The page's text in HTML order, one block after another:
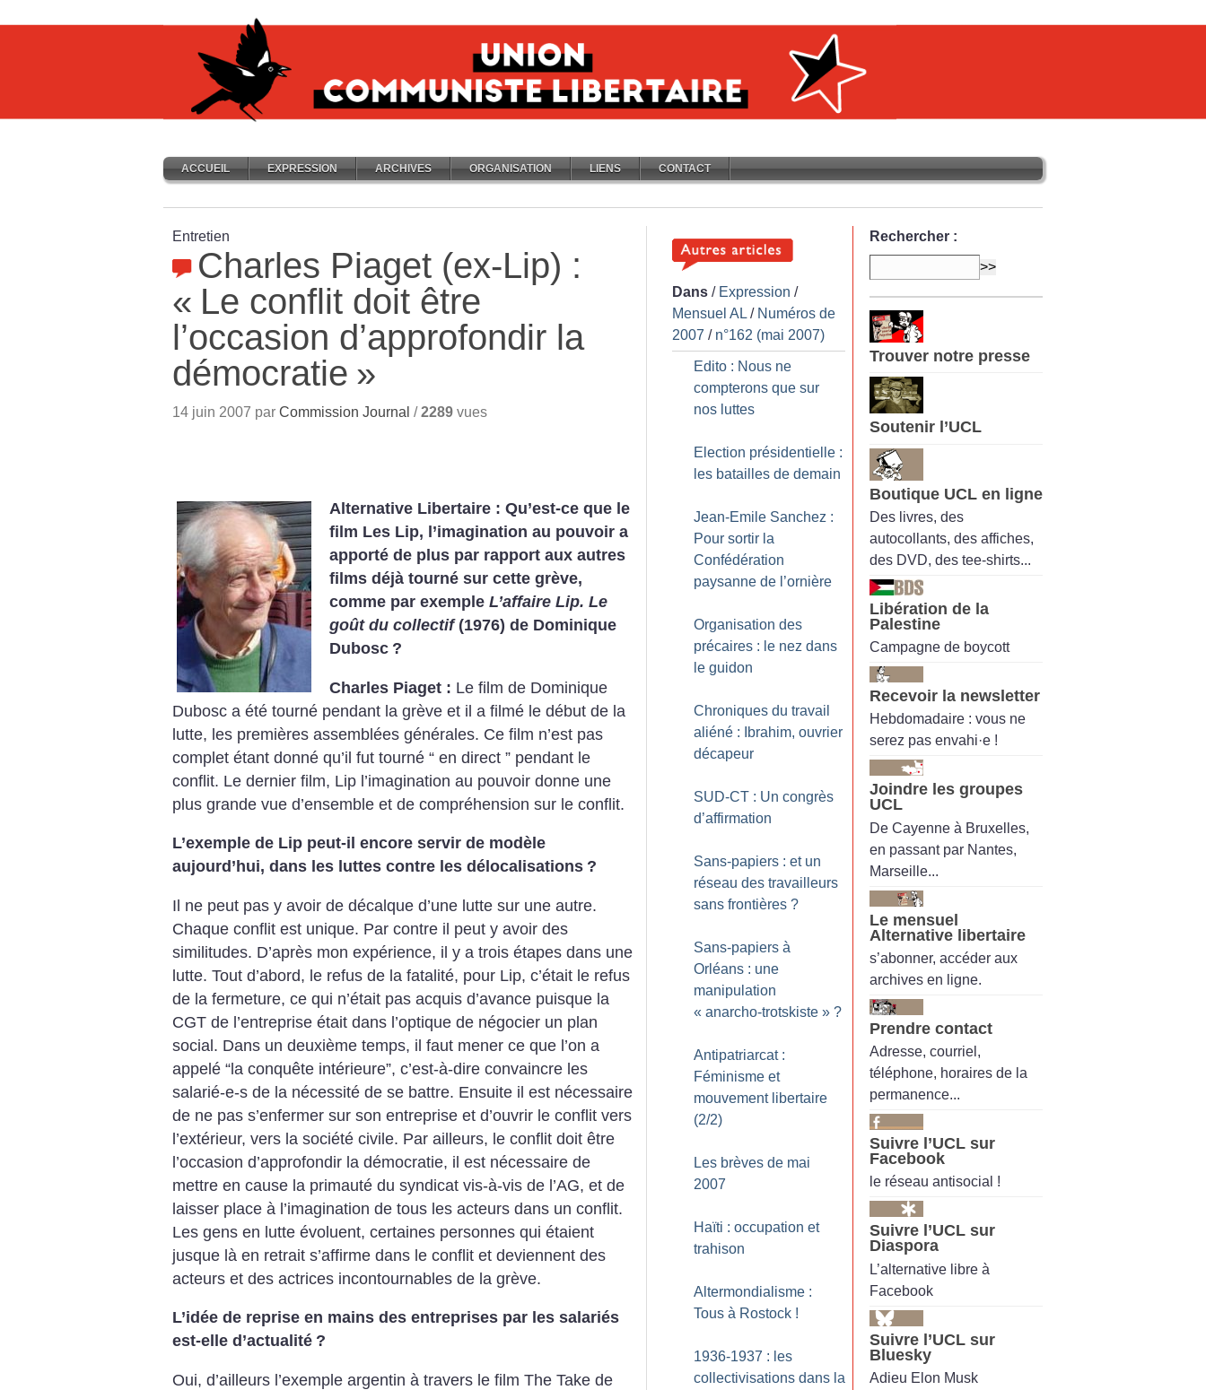
ACCUEIL EXPRESSION ARCHIVES ORGANISATION LIENS CONTACT
Entretien
Charles Piaget (ex-Lip) :
« Le conflit doit être
l’occasion d’approfondir la
démocratie »
14 juin 2007 par Commission Journal /2289 vues
Alternative Libertaire : Qu’est-ce que le
film Les Lip, l’imagination au pouvoir a
apporté de plus par rapport aux autres
films déjà tourné sur cette grève,
comme par exemple L’affaire Lip. Le
goût du collectif(1976) de Dominique
Dubosc ?
Charles Piaget : Le film de Dominique
Dubosc a été tourné pendant la grève et il a filmé le début de la
lutte, les premières assemblées générales. Ce film n’est pas
complet étant donné qu’il fut tourné “ en direct ” pendant le
conflit. Le dernier film, Lip l’imagination au pouvoir donne une
plus grande vue d’ensemble et de compréhension sur le conflit.
L’exemple de Lip peut-il encore servir de modèle
aujourd’hui, dans les luttes contre les délocalisations ?
Il ne peut pas y avoir de décalque d’une lutte sur une autre.
Chaque conflit est unique. Par contre il peut y avoir des
similitudes. D’après mon expérience, il y a trois étapes dans une
lutte. Tout d’abord, le refus de la fatalité, pour Lip, c’était le refus
de la fermeture, ce qui n’était pas acquis d’avance puisque la
CGT de l’entreprise était dans l’optique de négocier un plan
social. Dans un deuxième temps, il faut mener ce que l’on a
appelé “la conquête intérieure”, c’est-à-dire convaincre les
salarié-e-s de la nécessité de se battre. Ensuite il est nécessaire
de ne pas s’enfermer sur son entreprise et d’ouvrir le conflit vers
l’extérieur, vers la société civile. Par ailleurs, le conflit doit être
l’occasion d’approfondir la démocratie, il est nécessaire de
mettre en cause la primauté du syndicat vis-à-vis de l’AG, et de
laisser place à l’imagination de tous les acteurs dans un conflit.
Les gens en lutte évoluent, certaines personnes qui étaient
jusque là en retrait s’affirme dans le conflit et deviennent des
acteurs et des actrices incontournables de la grève.
L’idée de reprise en mains des entreprises par les salariés
est-elle d’actualité ?
Oui, d’ailleurs l’exemple argentin à travers le film The Take de
Dans / Expression /
Mensuel AL / Numéros de
2007 / n°162 (mai 2007)
Edito : Nous ne
compterons que sur
nos luttes
Election présidentielle :
les batailles de demain
Jean-Emile Sanchez :
Pour sortir la
Confédération
paysanne de l’ornière
Organisation des
précaires : le nez dans
le guidon
Chroniques du travail
aliéné : Ibrahim, ouvrier
décapeur
SUD-CT : Un congrès
d’affirmation
Sans-papiers : et un
réseau des travailleurs
sans frontières ?
Sans-papiers à
Orléans : une
manipulation
« anarcho-trotskiste » ?
Antipatriarcat :
Féminisme et
mouvement libertaire
(2/2)
Les brèves de mai
2007
Haïti : occupation et
trahison
Altermondialisme :
Tous à Rostock !
1936-1937 : les
collectivisations dans la
Rechercher :
Trouver notre presse
Soutenir l’UCL
Boutique UCL en ligne
Des livres, des
autocollants, des affiches,
des DVD, des tee-shirts...
Libération de la
Palestine
Campagne de boycott
Recevoir la newsletter
Hebdomadaire : vous ne
serez pas envahi·e !
Joindre les groupes
UCL
De Cayenne à Bruxelles,
en passant par Nantes,
Marseille...
Le mensuel
Alternative libertaire
s’abonner, accéder aux
archives en ligne.
Prendre contact
Adresse, courriel,
téléphone, horaires de la
permanence...
Suivre l’UCL sur
Facebook
le réseau antisocial !
Suivre l’UCL sur
Diaspora
L’alternative libre à
Facebook
Suivre l’UCL sur
Bluesky
Adieu Elon Musk